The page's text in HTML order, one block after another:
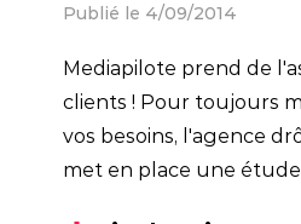
Publié le 4/09/2014
Mediapilote prend de
clients ! Pour toujours
vos besoins, l'agence
met en place une